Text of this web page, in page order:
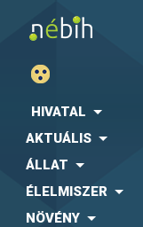
HIVATAL
AKTUÁLIS
ÁLLAT
ÉLELMISZER
NÖVÉNY